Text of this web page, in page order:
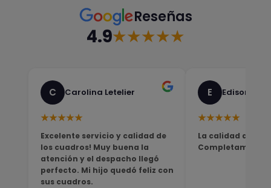
Reseñas
4.9★★★★★
C Carolina Letelier
★★★★★
Excelente servicio y calidad de
los cuadros! Muy buena la
atención y el despacho llegó
perfecto. Mi hijo quedó feliz con
sus cuadros.
E Edison
★★★★★
La calidad del
Completamente